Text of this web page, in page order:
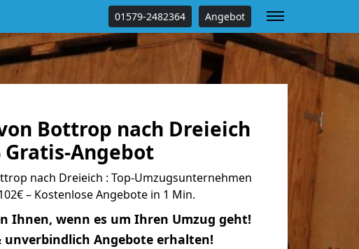
01579-2482364 Angebot
Bottrop nach Dreieich
Gratis-Angebot
nach Dreieich : Top-Umzugsunternehmen
– Kostenlose Angebote in 1 Min.
Ihnen, wenn es um Ihren Umzug geht!
unverbindlich Angebote erhalten!